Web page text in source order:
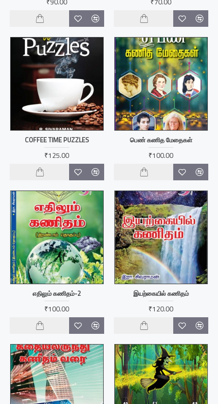
COFFEE TIME PUZZLES
₹125.00
பெண் கணித மேதைகள்
₹100.00
எதிலும் கணிதம்-2
₹100.00
இயற்கையில் கணிதம்
₹120.00